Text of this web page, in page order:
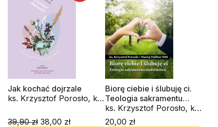
Jak kochać dojrzale
ks. Krzysztof Porosło, ks.
39,90 zł 38,00 zł
Biorę ciebie i ślubuję ci.
Teologia sakramentu
małżeństwa. Zeszyt
Formacji Duchowej nr 107
ks. Krzysztof Porosło, ks.
Maciej Dalibor SDS
20,00 zł